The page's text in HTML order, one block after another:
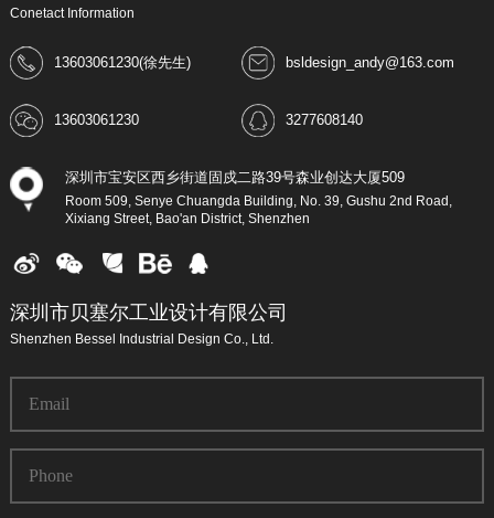
Conetact Information
13603061230(徐先生) bsldesign_andy@163.com
13603061230 3277608140
深圳市宝安区西乡街道固戍二路39号森业创达大厦509
Room 509, Senye Chuangda Building, No. 39, Gushu 2nd Road,
Xixiang Street, Bao'an District, Shenzhen
深圳市贝塞尔工业设计有限公司
Shenzhen Bessel Industrial Design Co., Ltd.